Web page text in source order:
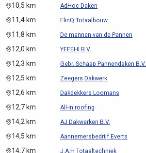
10,5 km AdHoc Daken
11,4 km FlinQ Totaalbouw
11,8 km De mannen van de Pannen
12,0 km YFFEHI B.V.
12,3 km Gebr. Schaap Pannendaken B.V.
12,5 km Zeegers Dakwerk
12,6 km Dakdekkers Loomans
12,7 km All-in roofing
14,2 km AJ Dakwerken B.V.
14,5 km Aannemersbedrijf Everts
14,7 km J.A.H Totaaltechniek